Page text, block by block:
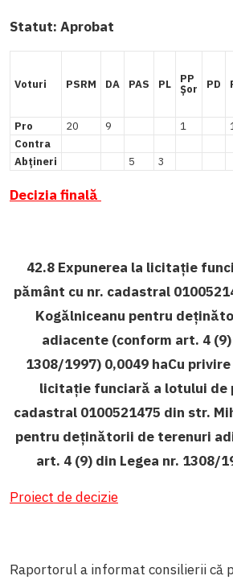
Statut: Aprobat
Voturi PSRM DA PAS PL PP
Șor PD
Pro 20 9 1
Contra
Abțineri
5 3
Decizia finală
42.8 Expunerea la licitație
pământ cu nr. cadastral
Kogălniceanu pentru
adiacente (conform art. 4 (9)
1308/1997) 0,0049 haCu
licitație funciară a lotului de
cadastral 0100521475 din str.
pentru deținătorii de terenuri
art. 4 (9) din Legea nr. 1308/
Proiect de decizie
Raportorul a informat consilierii că